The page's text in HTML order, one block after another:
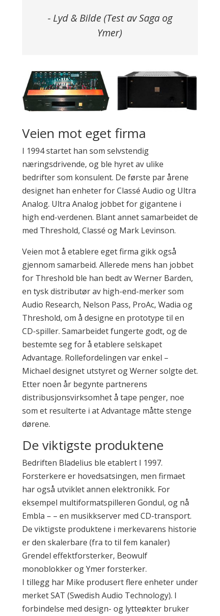
- Lyd & Bilde (Test av Saga og
Ymer)
Veien mot eget firma
I 1994 startet han som selvstendig
næringsdrivende, og ble hyret av ulike
bedrifter som konsulent. De første par årene
designet han enheter for Classé Audio og Ultra
Analog. Ultra Analog jobbet for gigantene i
high end-verdenen. Blant annet samarbeidet de
med Threshold, Classé og Mark Levinson.
Veien mot å etablere eget firma gikk også
gjennom samarbeid. Allerede mens han jobbet
for Threshold ble han bedt av Werner Barden,
en tysk distributør av high-end-merker som
Audio Research, Nelson Pass, ProAc, Wadia og
Threshold, om å designe en prototype til en
CD-spiller. Samarbeidet fungerte godt, og de
bestemte seg for å etablere selskapet
Advantage. Rollefordelingen var enkel –
Michael designet utstyret og Werner solgte det.
Etter noen år begynte partnerens
distribusjonsvirksomhet å tape penger, noe
som et resulterte i at Advantage måtte stenge
dørene.
De viktigste produktene
Bedriften Bladelius ble etablert I 1997.
Forsterkere er hovedsatsingen, men firmaet
har også utviklet annen elektronikk. For
eksempel multiformatspilleren Gondul, og nå
Embla – – en musikkserver med CD-transport.
De viktigste produktene i merkevarens historie
er den skalerbare (fra to til fem kanaler)
Grendel effektforsterker, Beowulf
monoblokker og Ymer forsterker.
I tillegg har Mike produsert flere enheter under
merket SAT (Swedish Audio Technology). I
forbindelse med design- og lytteøkter bruker